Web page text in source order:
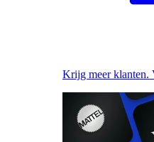
Krijg meer klanten.